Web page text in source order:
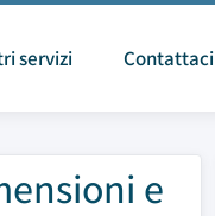
servizi Contattaci
e